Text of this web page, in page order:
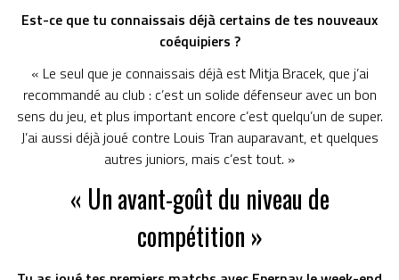
Est-ce que tu connaissais déjà certains de tes nouveaux
coéquipiers ?
« Le seul que je connaissais déjà est Mitja Bracek, que j’ai
recommandé au club : c’est un solide défenseur avec un bon
sens du jeu, et plus important encore c’est quelqu’un de super.
J’ai aussi déjà joué contre Louis Tran auparavant, et quelques
autres juniors, mais c’est tout. »
« Un avant-goût du niveau de
compétition »